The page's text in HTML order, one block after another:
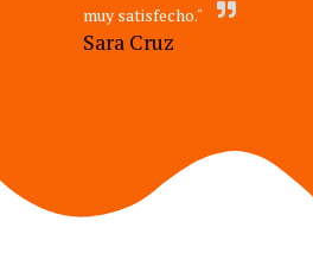
muy satisfecho."
Sara Cruz